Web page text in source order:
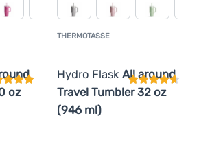
oz
THERMOTASSE
Hydro Flask All around
Travel Tumbler 32 oz
(946 ml)